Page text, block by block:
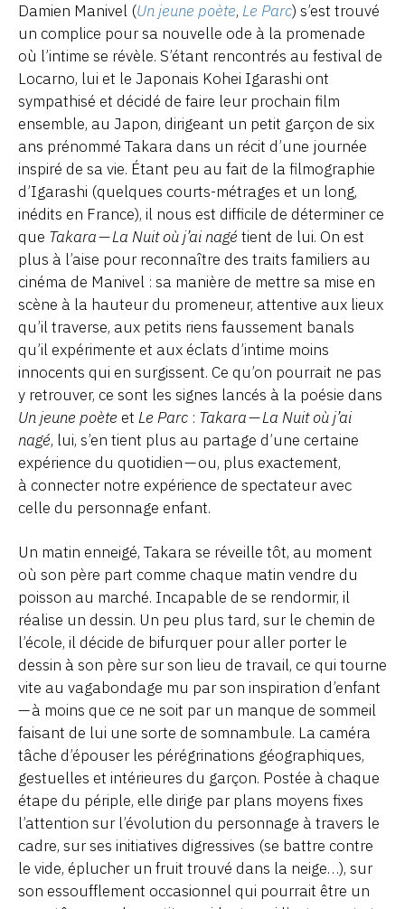
Damien Manivel (Un jeune poète, Le Parc) s’est trouvé
un complice pour sa nouvelle ode à la promenade
où l’intime se révèle. S’étant rencontrés au festival de
Locarno, lui et le Japonais Kohei Igarashi ont
sympathisé et décidé de faire leur prochain film
ensemble, au Japon, dirigeant un petit garçon de six
ans prénommé Takara dans un récit d’une journée
inspiré de sa vie. Étant peu au fait de la filmographie
d’Igarashi (quelques courts-métrages et un long,
inédits en France), il nous est difficile de déterminer ce
que Takara — La Nuit où j’ai nagé tient de lui. On est
plus à l’aise pour reconnaître des traits familiers au
cinéma de Manivel : sa manière de mettre sa mise en
scène à la hauteur du promeneur, attentive aux lieux
qu’il traverse, aux petits riens faussement banals
qu’il expérimente et aux éclats d’intime moins
innocents qui en surgissent. Ce qu’on pourrait ne pas
y retrouver, ce sont les signes lancés à la poésie dans
Un jeune poète et Le Parc : Takara — La Nuit où j’ai
nagé, lui, s’en tient plus au partage d’une certaine
expérience du quotidien — ou, plus exactement,
à connecter notre expérience de spectateur avec
celle du personnage enfant.
Un matin enneigé, Takara se réveille tôt, au moment
où son père part comme chaque matin vendre du
poisson au marché. Incapable de se rendormir, il
réalise un dessin. Un peu plus tard, sur le chemin de
l’école, il décide de bifurquer pour aller porter le
dessin à son père sur son lieu de travail, ce qui tourne
vite au vagabondage mu par son inspiration d’enfant
— à moins que ce ne soit par un manque de sommeil
faisant de lui une sorte de somnambule. La caméra
tâche d’épouser les pérégrinations géographiques,
gestuelles et intérieures du garçon. Postée à chaque
étape du périple, elle dirige par plans moyens fixes
l’attention sur l’évolution du personnage à travers le
cadre, sur ses initiatives digressives (se battre contre
le vide, éplucher un fruit trouvé dans la neige…), sur
son essoufflement occasionnel qui pourrait être un